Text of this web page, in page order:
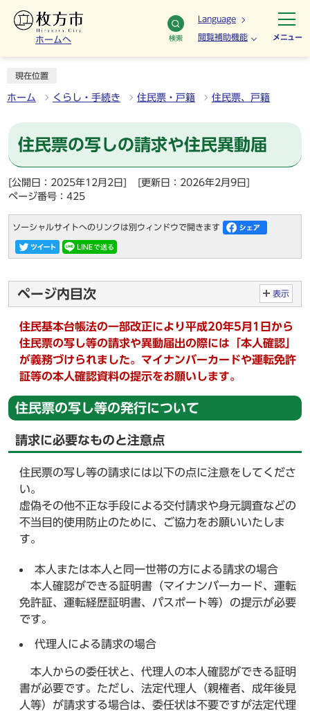
ホームへ 検索
Language
閲覧補助機能 メニュー
現在位置
ホーム くらし・手続き 住民票・戸籍 住民票、戸籍
住民票の写しの請求や住民異動届
[公開日：2025年12月2日]
[更新日：2026年2月9日]
ページ番号：425
ソーシャルサイトへのリンクは別ウィンドウで開きます
ページ内目次 表示
住民基本台帳法の一部改正により平成20年5月1日から
住民票の写し等の請求や異動届出の際には「本人確認」
が義務づけられました。マイナンバーカードや運転免許
証等の本人確認資料の提示をお願いします。
住民票の写し等の発行について
請求に必要なものと注意点
住民票の写し等の請求には以下の点に注意をしてくださ
い。
虚偽その他不正な手段による交付請求や身元調査などの
不当目的使用防止のために、ご協力をお願いいたしま
す。
本人または本人と同一世帯の方による請求の場合
本人確認ができる証明書（マイナンバーカード、運転
免許証、運転経歴証明書、パスポート等）の提示が必要
です。
代理人による請求の場合
本人からの委任状と、代理人の本人確認ができる証明
書が必要です。ただし、法定代理人（親権者、成年後見
人等）が請求する場合は、委任状は不要ですが法定代理